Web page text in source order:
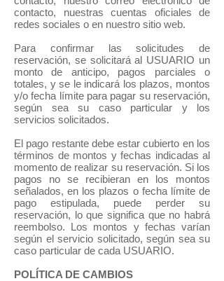
contacto, nuestras cuentas oficiales de
redes sociales o en nuestro sitio web.
Para confirmar las solicitudes de
reservación, se solicitará al USUARIO un
monto de anticipo, pagos parciales o
totales, y se le indicará los plazos, montos
y/o fecha límite para pagar su reservación,
según sea su caso particular y los
servicios solicitados.
El pago restante debe estar cubierto en los
términos de montos y fechas indicadas al
momento de realizar su reservación. Si los
pagos no se recibieran en los montos
señalados, en los plazos o fecha límite de
pago estipulada, puede perder su
reservación, lo que significa que no habrá
reembolso. Los montos y fechas varían
según el servicio solicitado, según sea su
caso particular de cada USUARIO.
POLÍTICA DE CAMBIOS